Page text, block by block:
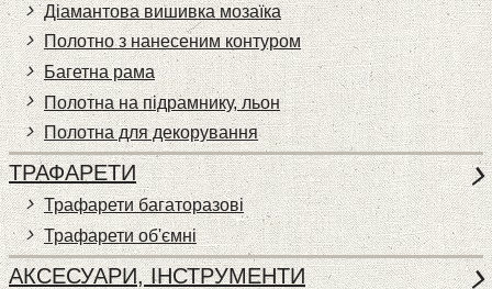
Діамантова вишивка мозаїка
Полотно з нанесеним контуром
Багетна рама
Полотна на підрамнику, льон
Полотна для декорування
ТРАФАРЕТИ
Трафарети багаторазові
Трафарети об'ємні
АКСЕСУАРИ, ІНСТРУМЕНТИ